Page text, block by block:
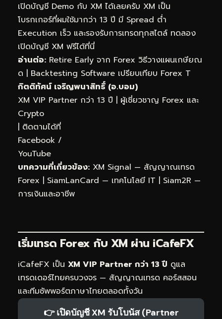
เปิดบัญชี Demo กับ XM ได้เลยครับ XM เป็น
โบรกเกอร์ที่ผมใช้มากว่า 13 ปี มี Spread ต่ำ
Execution เร็ว และรองรับการเทรดทุกสไตล์ ทดลอง
เปิดบัญชี XM ฟรีได้ที่นี่
อ่านต่อ: Retire Early จาก Forex วิธีวางแผนเกษียณ
ด | Backtesting Software เปรียบเทียบ Forex T
กิตติทัศน์ เจริญพนาสิทธิ์ (อ.บอม)
XM VIP Partner กว่า 13 ปี | ผู้เชี่ยวชาญ Forex และ
Crypto
| ติดตามได้ที่
Facebook /
YouTube
บทความที่เกี่ยวข้อง: XM Signal — สัญญาณเทรด
Forex | SiamLanCard — เทคโนโลยี IT | Siam2R —
การเงินและอาชีพ
เริ่มเทรด Forex กับ XM ผ่าน iCafeFX
iCafeFX เป็น XM VIP Partner กว่า 13 ปี ดูแล
เทรดเดอร์ไทยครบวงจร — สัญญาณเทรด คอร์สสอน
และทีมซัพพอร์ตภาษาไทยตลอดทั้งวัน
👉 เปิดบัญชี XM รับโบนัส (Partner